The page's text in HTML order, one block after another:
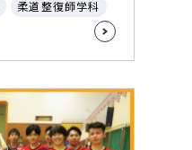
柔道整復師学科